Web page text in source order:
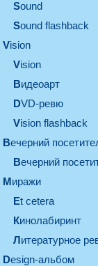
sound
Sound flashback
vision
vision
видеоарт
DVD-ревю
Vision flashback
вечерний
вечерний
миражи
et cetera
кинолабиринт
литературное
design-альбом